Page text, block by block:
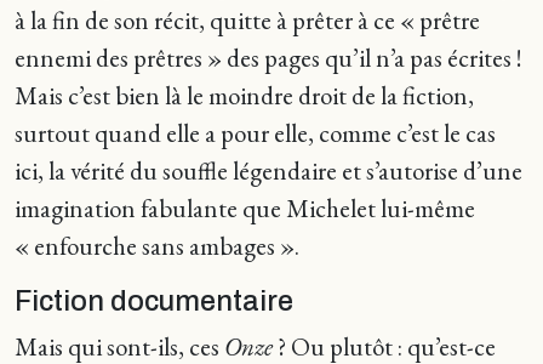
à la fin de son récit, quitte à prêter à ce « prêtre
ennemi des prêtres » des pages qu’il n’a pas écrites !
Mais c’est bien là le moindre droit de la fiction,
surtout quand elle a pour elle, comme c’est le cas
ici, la vérité du souffle légendaire et s’autorise d’une
imagination fabulante que Michelet lui-même
« enfourche sans ambages ».
Fiction documentaire
Mais qui sont-ils, ces Onze? Ou plutôt : qu’est-ce